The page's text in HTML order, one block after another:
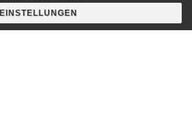
EINSTELLUNGEN